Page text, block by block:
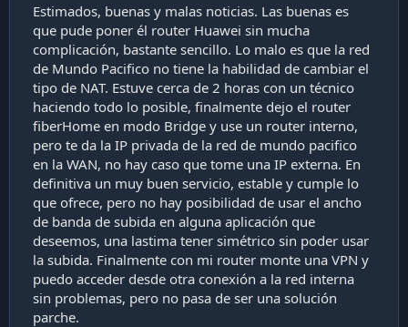
Estimados, buenas y malas noticias. Las buenas es
que pude poner él router Huawei sin mucha
complicación, bastante sencillo. Lo malo es que la red
de Mundo Pacifico no tiene la habilidad de cambiar el
tipo de NAT. Estuve cerca de 2 horas con un técnico
haciendo todo lo posible, finalmente dejo el router
fiberHome en modo Bridge y use un router interno,
pero te da la IP privada de la red de mundo pacifico
en la WAN, no hay caso que tome una IP externa. En
definitiva un muy buen servicio, estable y cumple lo
que ofrece, pero no hay posibilidad de usar el ancho
de banda de subida en alguna aplicación que
deseemos, una lastima tener simétrico sin poder usar
la subida. Finalmente con mi router monte una VPN y
puedo acceder desde otra conexión a la red interna
sin problemas, pero no pasa de ser una solución
parche.